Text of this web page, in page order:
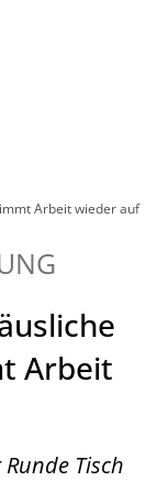
Arbeit wieder auf
Arbeit
Tisch